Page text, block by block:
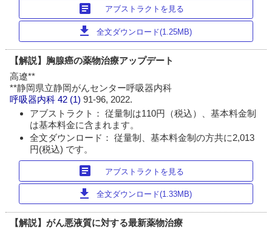
article アブストラクトを見る
download 全文ダウンロード(1.25MB)
【解説】胸腺癌の薬物治療アップデート
高遼**
**静岡県立静岡がんセンター呼吸器内科
呼吸器内科 42 (1)91-96, 2022.
アブストラクト： 従量制は110円（税込）、基本料金制
は基本料金に含まれます。
全文ダウンロード： 従量制、基本料金制の方共に2,013
円(税込) です。
article アブストラクトを見る
download 全文ダウンロード(1.33MB)
【解説】がん悪液質に対する最新薬物治療